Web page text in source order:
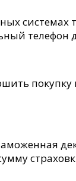
системах
телефон